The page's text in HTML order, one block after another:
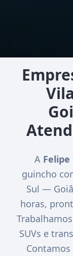
A
guincho
Sul —
horas,
SUVs e